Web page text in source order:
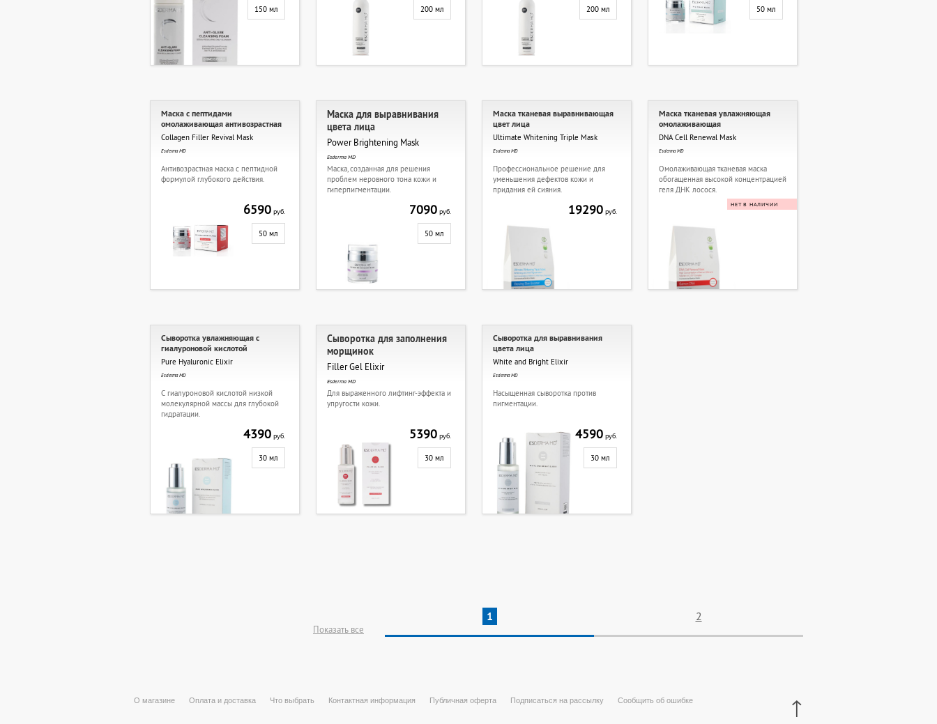
150 мл 200 мл 200 мл 50 мл
Маска с пептидами
омолаживающая антивозрастная
Collagen Filler Revival Mask
Esderma MD
Антивозрастная маска с пептидной
формулой глубокого действия.
6590 руб.
50 мл
Маска для выравнивания
цвета лица
Power Brightening Mask
Esderma MD
Маска, созданная для решения
проблем неровного тона кожи и
гиперпигментации.
7090 руб.
50 мл
Маска тканевая выравнивающая
цвет лица
Ultimate Whitening Triple Mask
Esderma MD
Профессиональное решение для
уменьшения дефектов кожи и
придания ей сияния.
19290 руб.
Маска тканевая увлажняющая
омолаживающая
DNA Cell Renewal Mask
Esderma MD
НЕТ В НАЛИЧИИ
Омолаживающая тканевая маска
обогащенная высокой концентрацией
геля ДНК лосося.
Сыворотка увлажняющая с
гиалуроновой кислотой
Pure Hyaluronic Elixir
Esderma MD
С гиалуроновой кислотой низкой
молекулярной массы для глубокой
гидратации.
4390 руб.
30 мл
Сыворотка для заполнения
морщинок
Filler Gel Elixir
Esderma MD
Для выраженного лифтинг-эффекта и
упругости кожи.
5390 руб.
30 мл
Сыворотка для выравнивания
цвета лица
White and Bright Elixir
Esderma MD
Насыщенная сыворотка против
пигментации.
4590 руб.
30 мл
1 2
Показать все
↑
О магазине Оплата и доставка Что выбрать Контактная информация Публичная оферта Подписаться на рассылку Сообщить об ошибке